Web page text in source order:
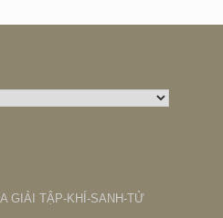
GIẢI TẬP-KHÍ-SANH-TỬ